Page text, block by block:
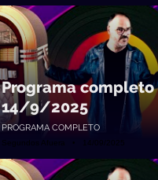
Programa completo
14/9/2025
PROGRAMA COMPLETO
Segundos Afuera • 14/09/2025